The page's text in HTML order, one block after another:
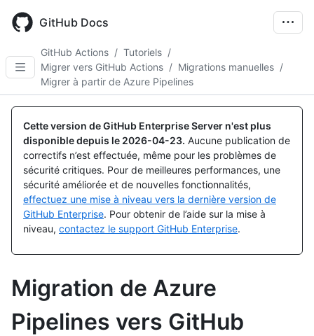
main
GitHub Docs
GitHub Actions / Tutoriels /
Migrer vers GitHub Actions / Migrations manuelles /
Migrer à partir de Azure Pipelines
Cette version de GitHub Enterprise Server n'est plus
disponible depuis le 2026-04-23. Aucune publication de
correctifs n’est effectuée, même pour les problèmes de
sécurité critiques. Pour de meilleures performances, une
sécurité améliorée et de nouvelles fonctionnalités,
effectuez une mise à niveau vers la dernière version de
GitHub Enterprise. Pour obtenir de l’aide sur la mise à
niveau, contactez le support GitHub Enterprise.
Migration de Azure
Pipelines vers GitHub